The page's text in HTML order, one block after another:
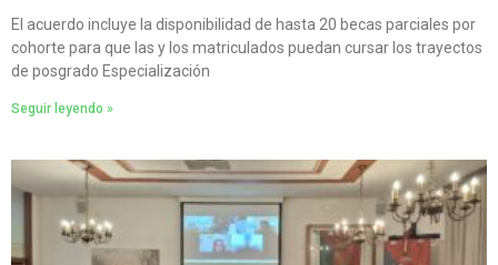
El acuerdo incluye la disponibilidad de hasta 20 becas parciales por
cohorte para que las y los matriculados puedan cursar los trayectos
de posgrado Especialización
Seguir leyendo »